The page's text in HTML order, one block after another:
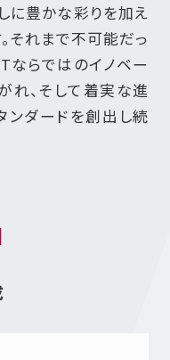
に豊かな彩りを加え
それまで不可能だっ
ならではのイノベー
れ、そして着実な進
ンダードを創出し続